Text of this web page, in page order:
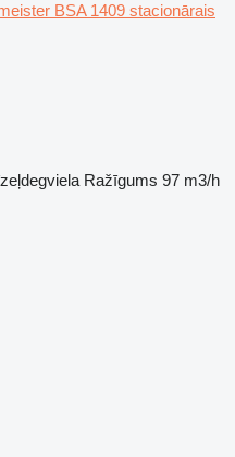
BSA 1409 stacionārais
Ražīgums 97 m3/h